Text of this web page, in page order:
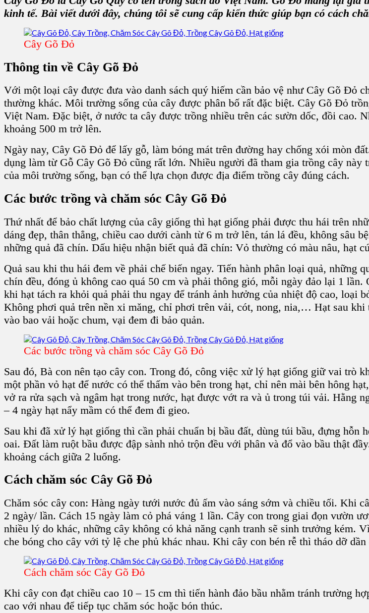
kinh tế. Bài viết dưới đây, chúng tôi sẽ cung cấp kiến thức giúp bạn có cách
Cây Gõ Đỏ
Thông tin về Cây Gõ Đỏ
Với một loại cây được đưa vào danh sách quý hiếm cần bảo vệ như Cây Gõ Đỏ
thường khác. Môi trường sống của cây được phân bố rất đặc biệt. Cây Gõ Đỏ
Việt Nam. Đặc biệt, ở nước ta cây được trồng nhiều trên các sườn dốc, đồi cao.
khoảng 500 m trở lên.
Ngày nay, Cây Gõ Đỏ để lấy gỗ, làm bóng mát trên đường hay chống xói mòn
dụng làm từ Gỗ Cây Gõ Đỏ cũng rất lớn. Nhiều người đã tham gia trồng cây này
của môi trường sống, bạn có thể lựa chọn được địa điểm trồng cây đúng cách.
Các bước trồng và chăm sóc Cây Gõ Đỏ
Thứ nhất để bảo chất lượng của cây giống thì hạt giống phải được thu hái trên
dáng đẹp, thân thẳng, chiều cao dưới cành từ 6 m trở lên, tán lá đều, không sâu
những quả đã chín. Dấu hiệu nhận biết quả đã chín: Vỏ thường có màu nâu, hạt
Quả sau khi thu hái đem về phải chế biến ngay. Tiến hành phân loại quả, những
chín đều, đóng ủ không cao quá 50 cm và phải thông gió, mỗi ngày đảo lại 1 lần.
khi hạt tách ra khỏi quả phải thu ngay để tránh ảnh hưởng của nhiệt độ cao, loại
Không phơi quả trên nền xi măng, chỉ phơi trên vải, cót, nong, nia,… Hạt sau
vào bao vải hoặc chum, vại đem đi bảo quản.
Các bước trồng và chăm sóc Cây Gõ Đỏ
Sau đó, Bà con nên tạo cây con. Trong đó, công việc xử lý hạt giống giữ vai trò
một phần vỏ hạt để nước có thể thấm vào bên trong hạt, chỉ nên mài bên hông
vở ra rửa sạch và ngâm hạt trong nước, hạt được vớt ra và ủ trong túi vải. Hằng
– 4 ngày hạt nẩy mầm có thể đem đi gieo.
Sau khi đã xử lý hạt giống thì cần phải chuẩn bị bầu đất, dùng túi bầu, đựng hỗn
oai. Đất làm ruột bầu được đập sành nhỏ trộn đều với phân và đổ vào bầu thật
khoảng cách giữa 2 luống.
Cách chăm sóc Cây Gõ Đỏ
Chăm sóc cây con: Hàng ngày tưới nước đủ ấm vào sáng sớm và chiều tối. Khi
2 ngày/ lần. Cách 15 ngày làm cỏ phá váng 1 lần. Cây con trong giai đọn vườn
nhiều lý do khác, những cây không có khả năng cạnh tranh sẽ sinh trưởng kém.
che bóng cho cây với tỷ lệ che phủ khác nhau. Khi cây con bén rễ thì tháo dỡ dần
Cách chăm sóc Cây Gõ Đỏ
Khi cây con đạt chiều cao 10 – 15 cm thì tiến hành đảo bầu nhằm tránh trường
cao với nhau để tiếp tục chăm sóc hoặc bón thúc.